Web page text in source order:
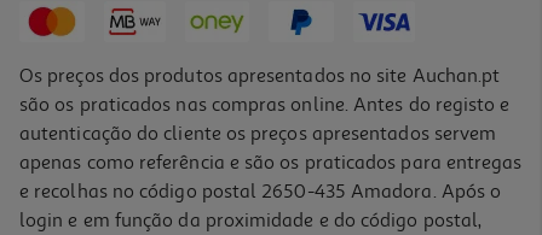
-10%
Os preços dos produtos apresentados no site Auchan.pt
são os praticados nas compras online. Antes do registo e
autenticação do cliente os preços apresentados servem
apenas como referência e são os praticados para entregas
e recolhas no código postal 2650-435 Amadora. Após o
login e em função da proximidade e do código postal,